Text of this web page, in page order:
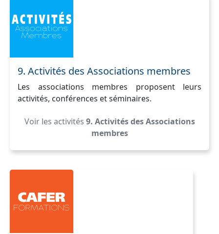
9. Activités des Associations membres
Les associations membres proposent leurs
activités, conférences et séminaires.
Voir les activités 9. Activités des Associations
membres